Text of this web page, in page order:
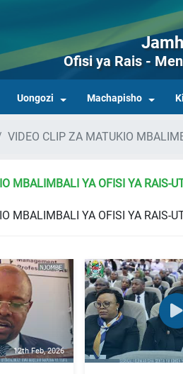
Ofisi ya Rais -
Uongozi Machapisho
VIDEO CLIP ZA MATUKIO
MBALIMBALI YA OFISI YA RAIS-
MBALIMBALI YA OFISI YA RAIS-
12th Feb, 2026